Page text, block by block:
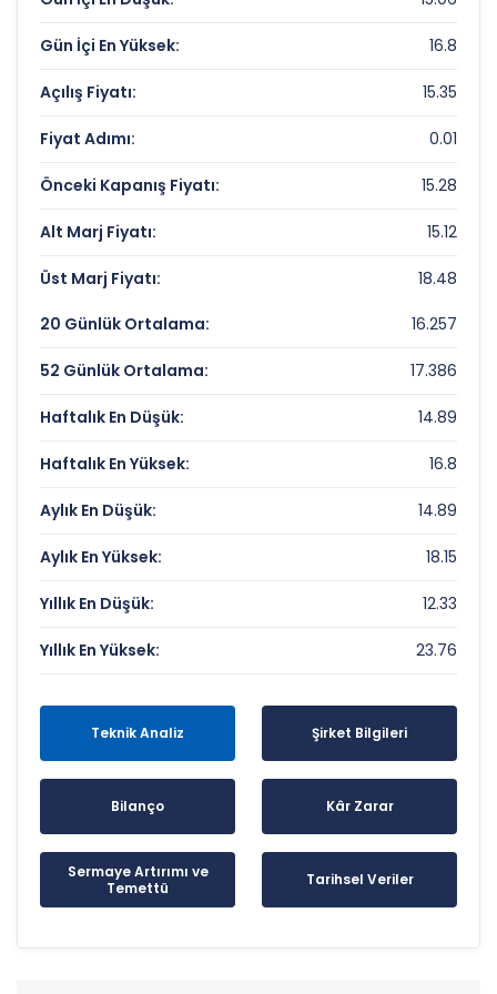
Fiyat/Kazanç (F/K):
Veri Yok
Piyasa Değeri/Defter Değeri (PD/DD):
0.63
ENDA ENERJI HOLDING Rekorlar ve Önemli
Seviyeler
Bugün Gördüğü En Yüksek Fiyat:
Son 1 Yılın Zirvesi:
23.76 TL
Son 1 Yılın Dibi:
12.33 TL
Gün İçi En Yüksek: 16.8
Açılış Fiyatı: 15.35
Fiyat Adımı: 0.01
Önceki Kapanış Fiyatı: 15.28
Alt Marj Fiyatı: 15.12
Üst Marj Fiyatı: 18.48
20 Günlük Ortalama: 16.257
52 Günlük Ortalama: 17.386
Haftalık En Düşük: 14.89
Haftalık En Yüksek: 16.8
Aylık En Düşük: 14.89
Aylık En Yüksek: 18.15
Yıllık En Düşük: 12.33
Yıllık En Yüksek: 23.76
Teknik Analiz Şirket Bilgileri
Bilanço Kâr Zarar
Sermaye Artırımı ve
Temettü
Tarihsel Veriler